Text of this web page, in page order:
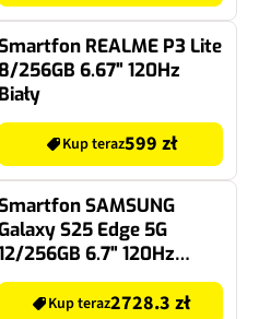
REALME P3 Lite
8/256GB 6.67" 120Hz
Biały
Kup teraz599 zł
SAMSUNG
S25 Edge 5G
256GB 6.7" 120Hz
Niebieski SM-S937 EU
Kup teraz2728.3 zł